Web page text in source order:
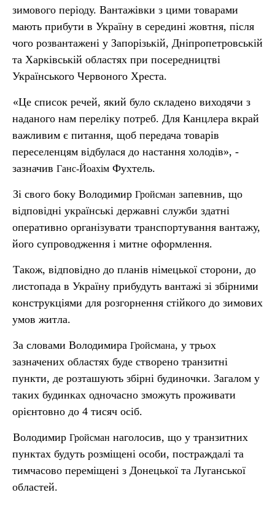
зимового періоду. Вантажівки з цими товарами
мають прибути в Україну в середині жовтня, після
чого розвантажені у Запорізькій, Дніпропетровській
та Харківській областях при посередництві
Українського Червоного Хреста.
«Це список речей, який було складено виходячи з
наданого нам переліку потреб. Для Канцлера вкрай
важливим є питання, щоб передача товарів
переселенцям відбулася до настання холодів», -
зазначив Ганс-Йоахім Фухтель.
Зі свого боку Володимир Гройсман запевнив, що
відповідні українські державні служби здатні
оперативно організувати транспортування вантажу,
його супроводження і митне оформлення.
Також, відповідно до планів німецької сторони, до
листопада в Україну прибудуть вантажі зі збірними
конструкціями для розгорнення стійкого до зимових
умов житла.
За словами Володимира Гройсмана, у трьох
зазначених областях буде створено транзитні
пункти, де розташують збірні будиночки. Загалом у
таких будинках одночасно зможуть проживати
орієнтовно до 4 тисяч осіб.
Володимир Гройсман наголосив, що у транзитних
пунктах будуть розміщені особи, постраждалі та
тимчасово переміщені з Донецької та Луганської
областей.